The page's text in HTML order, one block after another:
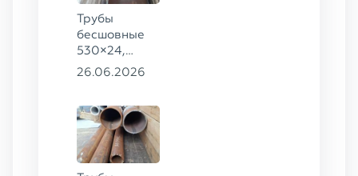
ст. 09Г2С
Трубы
бесшовные
530×24,
273×40 ГОСТ
26.06.2026